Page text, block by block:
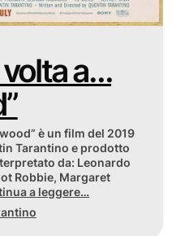
volta a…
è un film del 2019
Tarantino e prodotto
da: Leonardo
Robbie, Margaret
a leggere…